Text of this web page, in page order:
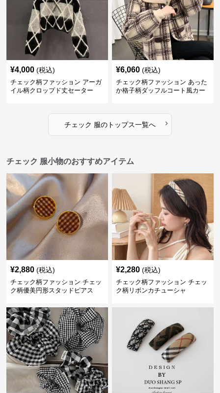
¥4,000 (税込)
チェック柄ファッション アーガ
イル柄クロップド丈セーター
¥6,060 (税込)
チェック柄ファッション あった
か格子柄ダッフルコート風カー
チェック 服のトップス一覧へ ›
チェック 服小物のおすすめアイテム
¥2,880 (税込)
チェック柄ファッション チェッ
ク柄優美円形スタッドピアス
¥2,280 (税込)
チェック柄ファッション チェッ
ク柄リボンカチューシャ